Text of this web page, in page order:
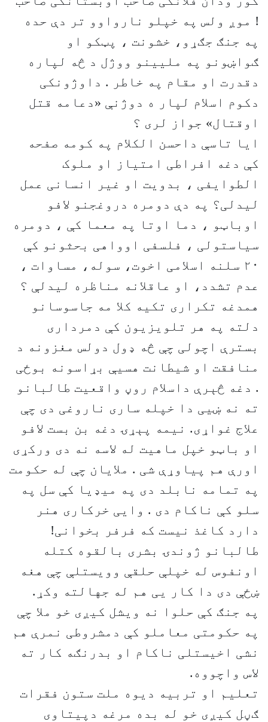
! موږ ولس په خپلو نارواوو تر دې حده
په جنګ جګړو، خشونت ، پټکو او
ګواښونو په ملیینو ووژل د څه لپاره
دقدرت او مقام په خاطر . داوژونکی
دکوم اسلام لپار ه دوژنې «دعامه قتل
اوقتال» جواز لری ؟
ایا تاسې داحسن الکلام په کومه صفحه
کې دغه افراطی امتیاز او ملوک
الطوایفی ، بدویت او غیر انسانی عمل
لیدلی؟ په دې دومره دروغجنو لافو
اوباټو ، دما اوتا په معما کې ، دومره
سیاستولی ، فلسفی اوواهی بحثونو کې
۲۰ سلنه اسلامی اخوت، سوله، مساوات ،
عدم تشدد، او عاقلانه مناظره لیدلې ؟
همدغه تکراری تکیه کلا مه جاسوسانو
دلته په هر تلویزیون کې دمرداری
بسترې اچولی چې څه ډول دولس مغزونه د
منافقت او شیطانت هسیې بړاسونه بوځی
. دغه څېرې داسلام روڼ واقعیت طالبانو
ته نه ښیی دا خپله ساری ناروغی دی چې
علاج غواړی. نیمه پېړۍ دغه بن بست لافو
او باټو خپل ماهیت له لاسه نه دی ورکړی
اورې هم پیاوړې شی . ملایان چې له حکومت
په تمامه نابلد دی په میډیا کې سل په
سلو کې ناکام دی . وایی خرکاری هنر
دارد کاغذ نیست که فرفر بخوانی!
طالبانو ژوندۍ بشری بالقوه کتله
اونفوس له خپلې حلقې وویستلې چې هغه
ښځې دی دا کار یی هم له جهالته وکړ.
په جنګ کې حلوا نه ویشل کیږی خو ملا چې
په حکومتی معاملو کې دمشروطی نمرې هم
نشی اخیستلی ناکام او بدرنګه کار ته
لاس واچووه.
تعلیم او تربیه دیوه ملت ستون فقرات
ګڼل کیږی خو له بده مرغه دپیتاوی